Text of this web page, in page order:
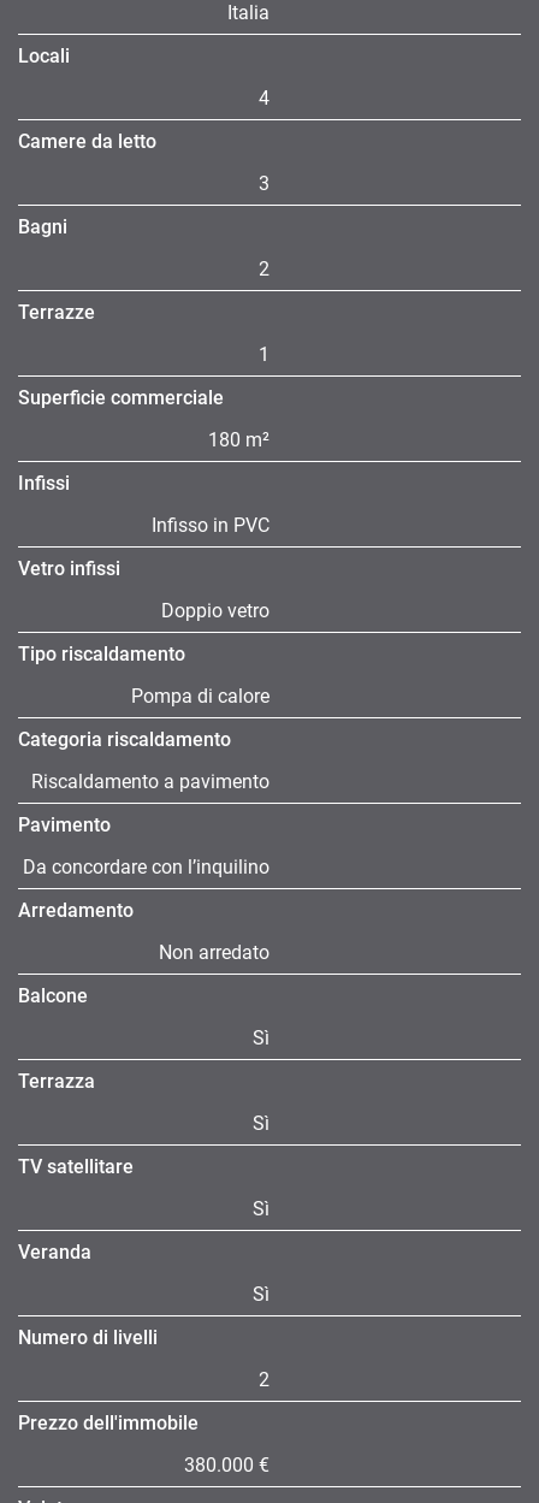
Italia
Locali
4
Camere da letto
3
Bagni
2
Terrazze
1
Superficie commerciale
180 m²
Infissi
Infisso in PVC
Vetro infissi
Doppio vetro
Tipo riscaldamento
Pompa di calore
Categoria riscaldamento
Riscaldamento a pavimento
Pavimento
Da concordare con l’inquilino
Arredamento
Non arredato
Balcone
Sì
Terrazza
Sì
TV satellitare
Sì
Veranda
Sì
Numero di livelli
2
Prezzo dell'immobile
380.000 €